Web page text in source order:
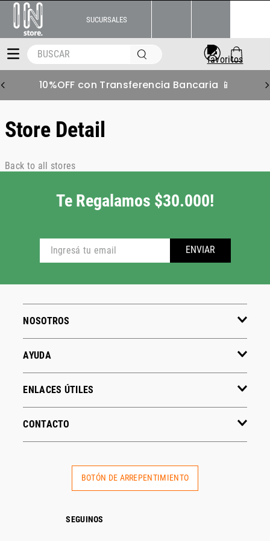
SUCURSALES
BUSCAR
10%OFF con Transferencia Bancaria 📱
Store Detail
Back to all stores
Te Regalamos $30.000!
ENVIAR
NOSOTROS
AYUDA
ENLACES ÚTILES
CONTACTO
BOTÓN DE ARREPENTIMIENTO
SEGUINOS